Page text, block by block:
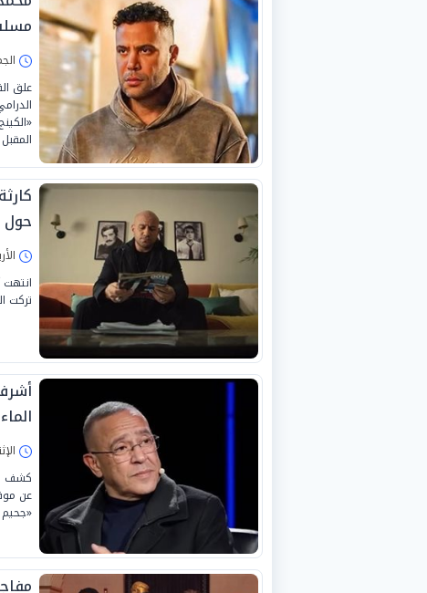
الجمعة 28/
علق
المقبل 2026.
حول
الأربعاء
تركت
الماء
الإثنين 03/
عن
«جحيم